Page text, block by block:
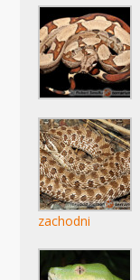
zachodni